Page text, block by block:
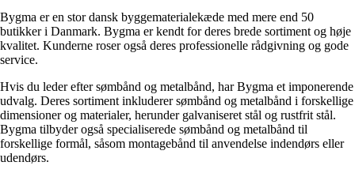
Bygma er en stor dansk byggematerialekæde med mere end 50
butikker i Danmark. Bygma er kendt for deres brede sortiment og høje
kvalitet. Kunderne roser også deres professionelle rådgivning og gode
service.
Hvis du leder efter sømbånd og metalbånd, har Bygma et imponerende
udvalg. Deres sortiment inkluderer sømbånd og metalbånd i forskellige
dimensioner og materialer, herunder galvaniseret stål og rustfrit stål.
Bygma tilbyder også specialiserede sømbånd og metalbånd til
forskellige formål, såsom montagebånd til anvendelse indendørs eller
udendørs.